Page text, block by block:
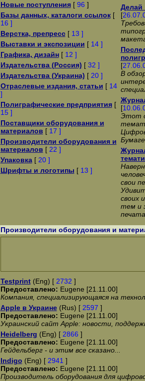
Новые поступления[ 96 ]
Базы данных, каталоги ссылок[
16 ]
Верстка, препресс[ 13 ]
Выставки и экспозиции [ 14 ]
Графика, дизайн[ 12 ]
Издательства (Россия) [ 32 ]
Издательства (Украина) [ 20 ]
Отраслевые издания, статьи [ 14
]
Полиграфические предприятия[
15 ]
Поставщики оборудования и
материалов [ 17 ]
Производители оборудования и
материалов [ 22 ]
Упаковка[ 20 ]
Шрифты и логотипы [ 13 ]
Делай
[
[
В
[
Этот
Бумаге
свои
своих
тем и
Производители оборудования и
Testprint(Eng) [ 2732 ]
Предоставлено: Eugene [21.11.00]
Компания, специализирующаяся на
Apple в Украине(Rus) [ 2597 ]
Предоставлено: Eugene [21.11.00]
Украинский сайт Apple: новости,
Heidelberg (Eng) [ 2866 ]
Предоставлено: Eugene [21.11.00]
Гейдельберг - и этим все сказано...
Indigo (Eng) [ 2941 ]
Предоставлено: Eugene [21.11.00]
Производитель оборудования для